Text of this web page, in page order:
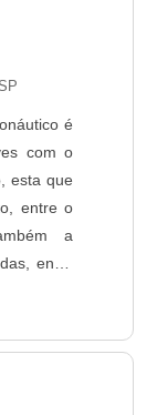
é
com o
esta que
entre o
a
entre
a sua
do tipo
o bom